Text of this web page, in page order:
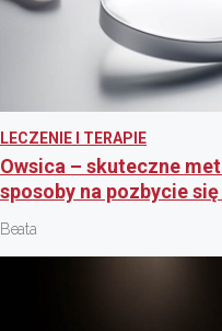
LECZENIE I TERAPIE
Owsica – skuteczne
sposoby na pozbycie
Beata